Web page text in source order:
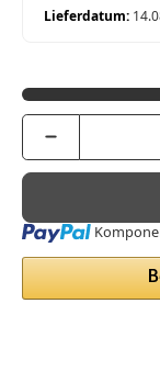
Lieferdatum:
Loading...